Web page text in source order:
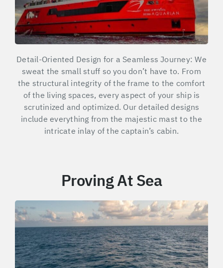
Detail-Oriented Design for a Seamless Journey: We
sweat the small stuff so you don’t have to. From
the structural integrity of the frame to the comfort
of the living spaces, every aspect of your ship is
scrutinized and optimized. Our detailed designs
include everything from the majestic mast to the
intricate inlay of the captain’s cabin.
Proving At Sea